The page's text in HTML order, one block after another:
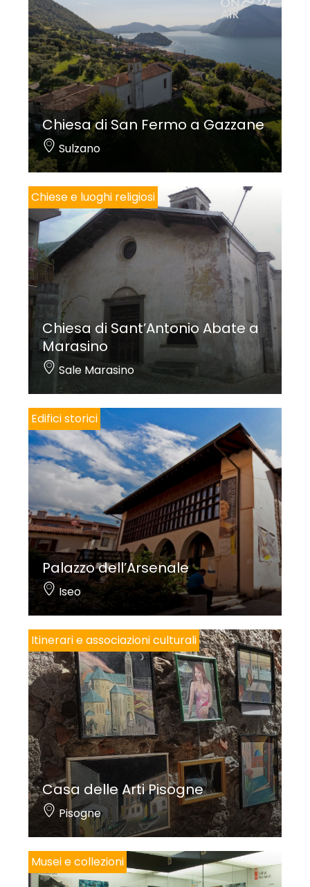
vennero realizzati fra il 1482 e gli inizi del ‘500 da
artisti di cultura lombarda. Dalla parete sinistra del
presbiterio provengono invece il raffinato
frammento conSan Rocco, a sinistra, eGesù
Cristo e la Madonna , identificati da iscrizioni, sulla
destra, ora in sacrestia, mentre è di provenienza
incertaIl martirio del beato Simonino nel
presbiterio.
MonicaIbsen
Per saperne di più:
B. PASINELLI, Riva di Solto, Zorzino e Gargarino
, Riva di Solto 2013, pp.
223-250.
Foto copertina: Linoolmostudio
Chiesa di San Fermo a Gazzane
Sulzano
Chiese e luoghi religiosi
Chiesa di Sant’Antonio Abate a
Marasino
Sale Marasino
Edifici storici
Palazzo dell’Arsenale
Iseo
Itinerari e associazioni culturali
Casa delle Arti Pisogne
Pisogne
Musei e collezioni